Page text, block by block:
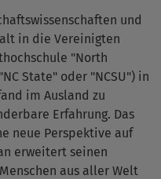
und
in die Vereinigten
"North
State" oder "NCSU") in
im Ausland zu
Erfahrung. Das
neue Perspektive auf
erweitert seinen
aus aller Welt